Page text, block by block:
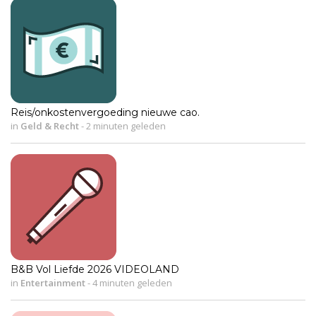
Reis/onkostenvergoeding nieuwe cao.
in Geld & Recht-2 minuten geleden
B&B Vol Liefde 2026 VIDEOLAND
in Entertainment-4 minuten geleden